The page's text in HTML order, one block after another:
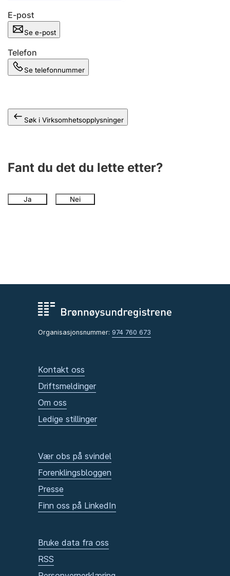
E-post
Se e-post
Telefon
Se telefonnummer
Søk i Virksomhetsopplysninger
Fant du det du lette etter?
Ja Nei
Organisasjonsnummer: 974 760 673
Kontakt oss
Driftsmeldinger
Om oss
Ledige stillinger
Vær obs på svindel
Forenklingsbloggen
Presse
Finn oss på LinkedIn
Bruke data fra oss
RSS